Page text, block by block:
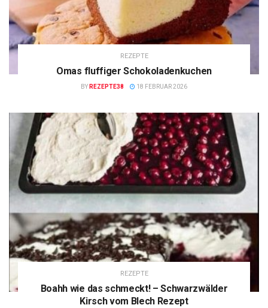
REZEPTE
Omas fluffiger Schokoladenkuchen
BY REZEPTE38 18 FEBRUAR 2026
REZEPTE
Boahh wie das schmeckt! – Schwarzwälder
Kirsch vom Blech Rezept